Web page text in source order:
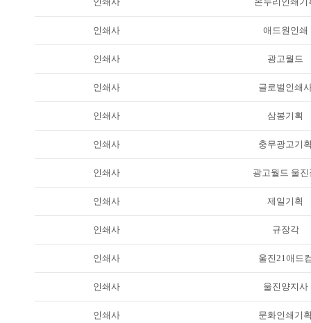
인쇄사 애드원인쇄
인쇄사 광고월드
인쇄사 글로벌인쇄
인쇄사 삼봉기획
인쇄사 충무광고기
인쇄사 광고월드 울진
인쇄사 제일기획
인쇄사 규장각
인쇄사 울진21애드
인쇄사 울진양지사
인쇄사 문화인쇄기